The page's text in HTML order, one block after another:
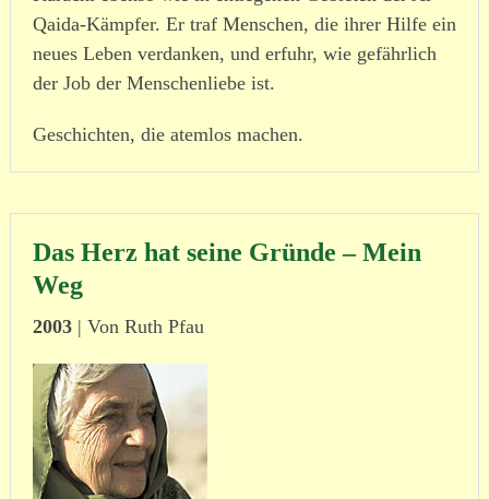
Qaida-Kämpfer. Er traf Menschen, die ihrer Hilfe ein
neues Leben verdanken, und erfuhr, wie gefährlich
der Job der Menschenliebe ist.
Geschichten, die atemlos machen.
Das Herz hat seine Gründe – Mein
Weg
2003| Von Ruth Pfau